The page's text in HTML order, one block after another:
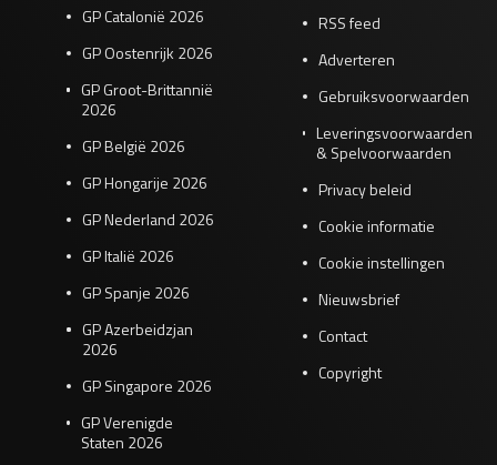
GP Catalonië 2026
GP Oostenrijk 2026
GP Groot-Brittannië
2026
GP België 2026
GP Hongarije 2026
GP Nederland 2026
GP Italië 2026
GP Spanje 2026
GP Azerbeidzjan
2026
GP Singapore 2026
GP Verenigde
Staten 2026
RSS feed
Adverteren
Gebruiksvoorwaarden
Leveringsvoorwaarden
& Spelvoorwaarden
Privacy beleid
Cookie informatie
Cookie instellingen
Nieuwsbrief
Contact
Copyright